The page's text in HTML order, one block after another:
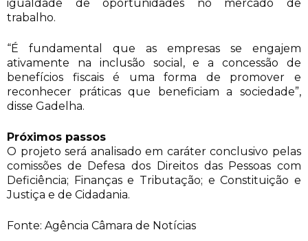
igualdade de oportunidades no mercado de
trabalho.
“É fundamental que as empresas se engajem
ativamente na inclusão social, e a concessão de
benefícios fiscais é uma forma de promover e
reconhecer práticas que beneficiam a sociedade”,
disse Gadelha.
Próximos passos
O projeto será analisado em caráter conclusivo pelas
comissões de Defesa dos Direitos das Pessoas com
Deficiência; Finanças e Tributação; e Constituição e
Justiça e de Cidadania.
Fonte: Agência Câmara de Notícias